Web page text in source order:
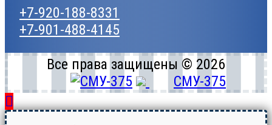
+7-920-188-8331
+7-901-488-4145
Все права защищены © 2026
СМУ-375